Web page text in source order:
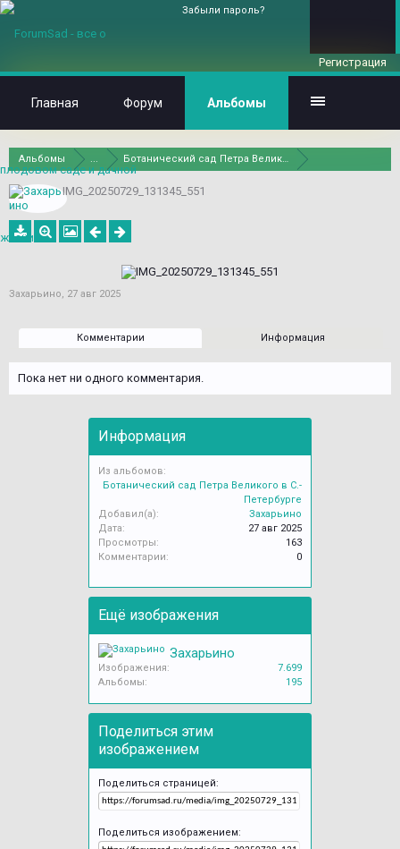
Альбомы ... Ботанический сад Петра Великого в С.-Петербурге
IMG_20250729_131345_551
Захарьино, 27 авг 2025
Комментарии Информация
Пока нет ни одного комментария.
Информация
Из альбомов:
Ботанический сад Петра Великого в С.-
Петербурге
Добавил(а):
Захарьино
Дата:
27 авг 2025
Просмотры:
163
Комментарии:
0
Ещё изображения
Захарьино
Изображения:
7.699
Альбомы:
195
Поделиться этим
изображением
Поделиться страницей:
Поделиться изображением:
Забыли пароль?
Регистрация
Главная Форум Альбомы